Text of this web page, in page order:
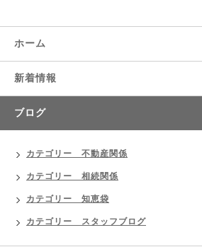
ホーム
新着情報
ブログ
カテゴリー 不動産関係
カテゴリー 相続関係
カテゴリー 知恵袋
カテゴリー スタッフブログ